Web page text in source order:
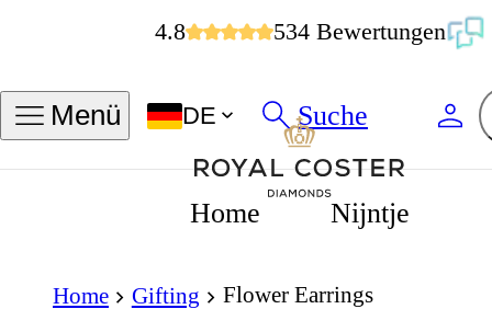
4.8 534 Bewertungen
Menü DE Suche
Home Nijntje
Home Gifting Flower Earrings